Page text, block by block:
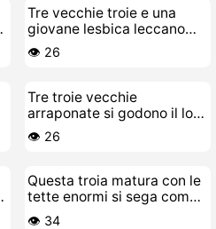
Tre vecchie troie e una
giovane lesbica leccano
lingue sul divano
👁️ 26
Tre troie vecchie
arraponate si godono il loro
cazzetto giovane
👁️ 26
Questa troia matura con le
tette enormi si sega come
una pazza
👁️ 34